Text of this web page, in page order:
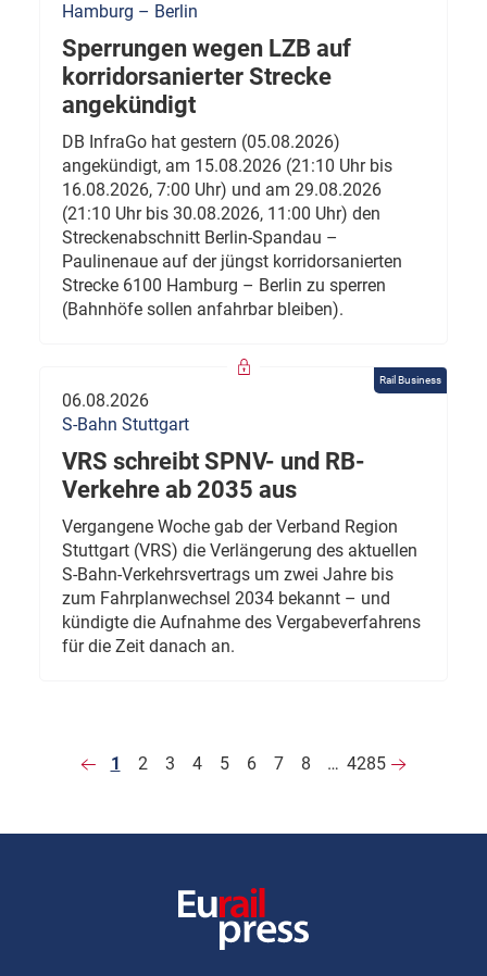
Hamburg – Berlin
Sperrungen wegen LZB auf
korridorsanierter Strecke
angekündigt
DB InfraGo hat gestern (05.08.2026)
angekündigt, am 15.08.2026 (21:10 Uhr bis
16.08.2026, 7:00 Uhr) und am 29.08.2026
(21:10 Uhr bis 30.08.2026, 11:00 Uhr) den
Streckenabschnitt Berlin-Spandau –
Paulinenaue auf der jüngst korridorsanierten
Strecke 6100 Hamburg – Berlin zu sperren
(Bahnhöfe sollen anfahrbar bleiben).
Rail Business
06.08.2026
S-Bahn Stuttgart
VRS schreibt SPNV- und RB-
Verkehre ab 2035 aus
Vergangene Woche gab der Verband Region
Stuttgart (VRS) die Verlängerung des aktuellen
S-Bahn-Verkehrsvertrags um zwei Jahre bis
zum Fahrplanwechsel 2034 bekannt – und
kündigte die Aufnahme des Vergabeverfahrens
für die Zeit danach an.
1 2 3 4 5 6 7 8 … 4285